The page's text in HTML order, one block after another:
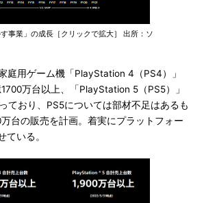
す事業」の成長［クリックで拡大］ 出所：ソ
庭用ゲーム機「PlayStation 4（PS4）」
万台以上、「PlayStation 5（PS5）」
ており、PS5については部材不足はあるも
台の販売を計画。着実にプラットフォー
ている。